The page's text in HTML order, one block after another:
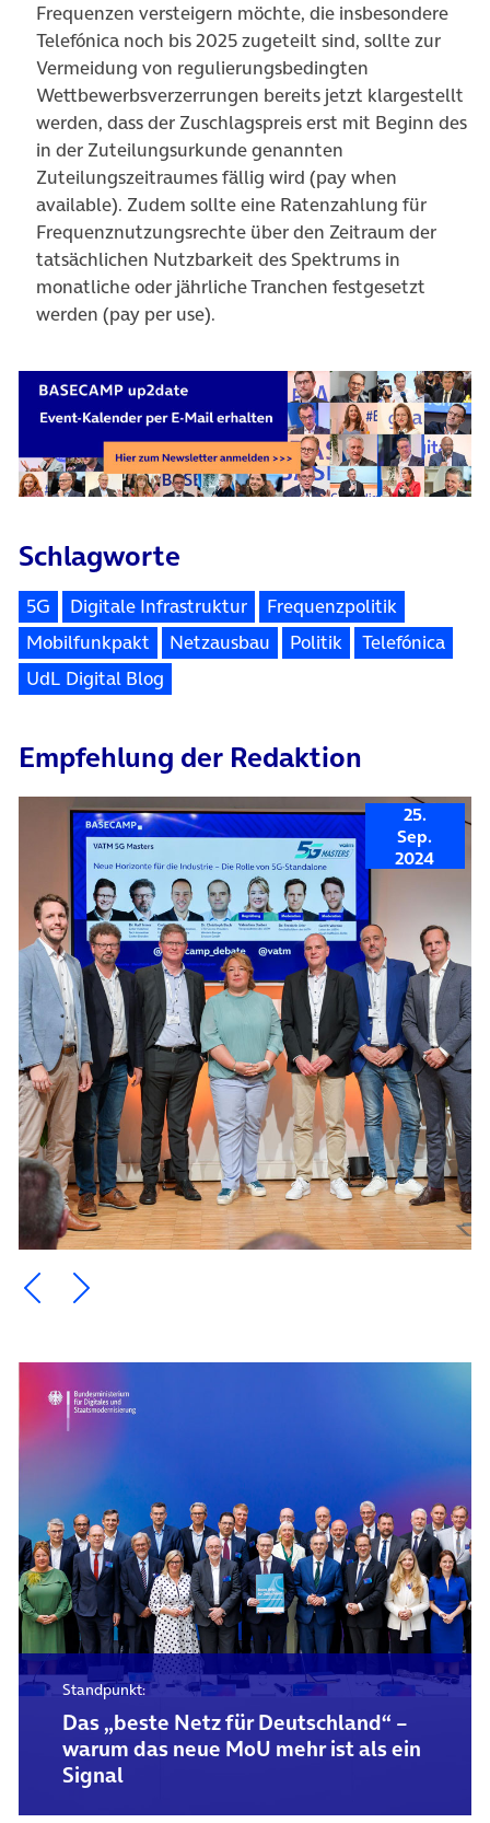
Frequenzen versteigern möchte, die insbesondere
Telefónica noch bis 2025 zugeteilt sind, sollte zur
Vermeidung von regulierungsbedingten
Wettbewerbsverzerrungen bereits jetzt klargestellt
werden, dass der Zuschlagspreis erst mit Beginn des
in der Zuteilungsurkunde genannten
Zuteilungszeitraumes fällig wird (pay when
available). Zudem sollte eine Ratenzahlung für
Frequenznutzungsrechte über den Zeitraum der
tatsächlichen Nutzbarkeit des Spektrums in
monatliche oder jährliche Tranchen festgesetzt
werden (pay per use).
Schlagworte
5G Digitale Infrastruktur
Frequenzpolitik
Mobilfunkpakt
Netzausbau Politik
Telefónica
UdL Digital Blog
Empfehlung der Redaktion
25.
Sep.
2024
Ein Element zurück blättern
Ein Element weiter blättern
Standpunkt:
Das „beste Netz für Deutschland“ –
warum das neue MoU mehr ist als ein
Signal